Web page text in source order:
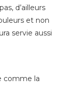
d’ailleurs
et non
servie aussi
comme la